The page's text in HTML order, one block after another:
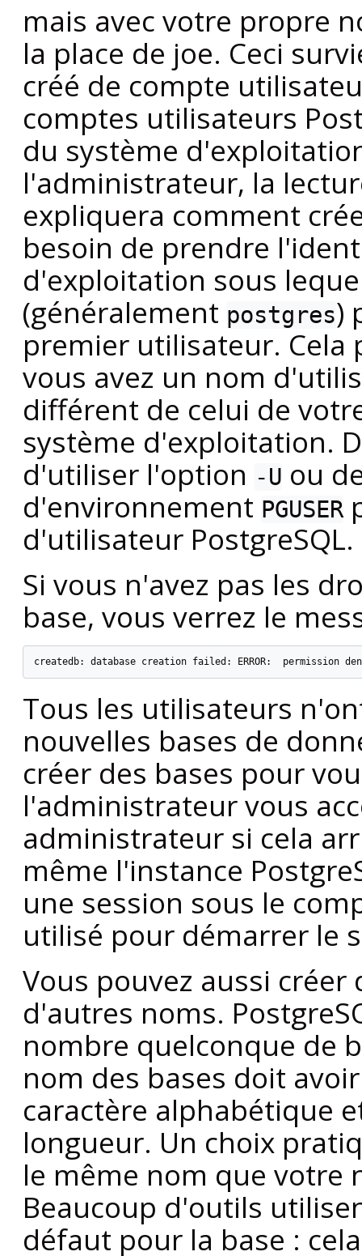
mais avec votre propre
la place de joe. Ceci
créé de compte
comptes utilisateurs
du système
l'administrateur, la
expliquera comment
besoin de prendre
d'exploitation sous
(généralement postgres)
premier utilisateur.
vous avez un nom
différent de celui de
système d'exploitation.
d'utiliser l'option -U ou
d'environnement PGUSER
d'utilisateur PostgreSQL.
Si vous n'avez pas les
base, vous verrez le
createdb: database creation failed: ERROR:  permission
Tous les utilisateurs
nouvelles bases de
créer des bases pour
l'administrateur vous
administrateur si cela
même l'instance
une session sous le
utilisé pour démarrer le
Vous pouvez aussi créer
d'autres noms.
nombre quelconque de
nom des bases doit
caractère alphabétique
longueur. Un choix
le même nom que
Beaucoup d'outils
défaut pour la base :